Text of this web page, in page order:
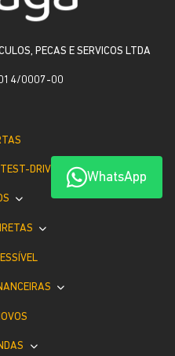
WhatsApp
PECAS E SERVICOS LTDA
0007-00
DRIVE